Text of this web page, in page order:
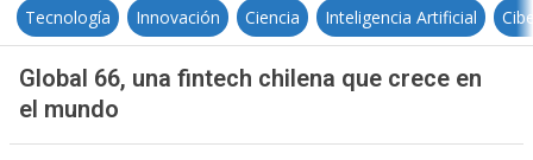
Tecnología Innovación Ciencia Inteligencia Artificial
Global 66, una fintech chilena que crece en
el mundo